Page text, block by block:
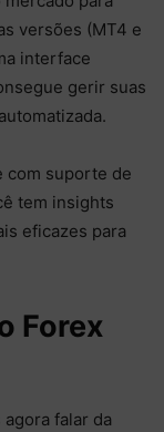
versões (MT4 e
interface
gerir suas
com suporte de
tem insights
eficazes para
Forex
falar da